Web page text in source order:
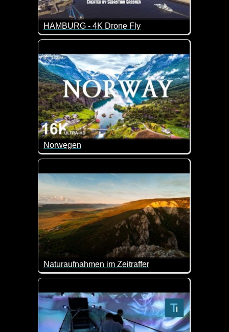
HAMBURG - 4K Drone Fly
So beschreibt der Ersteller dieses Videos
Hamburg ist nicht nur eine Stadt, sondern ein
Norwegen
Die Landschaften Norwegens sind für
Naturaufnahmen im Zeitraffer